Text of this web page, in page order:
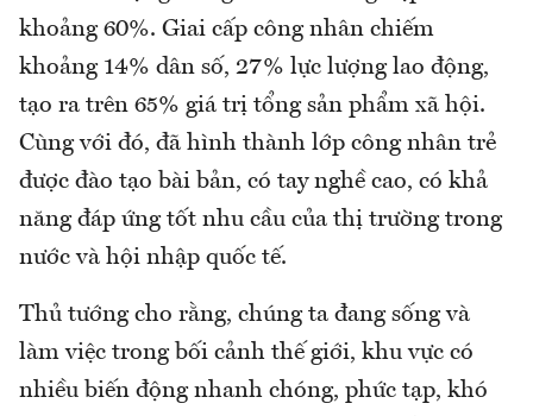
khoảng 60%. Giai cấp công nhân chiếm
khoảng 14% dân số, 27% lực lượng lao động,
tạo ra trên 65% giá trị tổng sản phẩm xã hội.
Cùng với đó, đã hình thành lớp công nhân trẻ
được đào tạo bài bản, có tay nghề cao, có khả
năng đáp ứng tốt nhu cầu của thị trường trong
nước và hội nhập quốc tế.
Thủ tướng cho rằng, chúng ta đang sống và
làm việc trong bối cảnh thế giới, khu vực có
nhiều biến động nhanh chóng, phức tạp, khó